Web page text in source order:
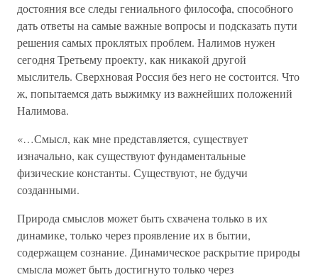
достояния все следы гениального философа, способного
дать ответы на самые важные вопросы и подсказать пути
решения самых проклятых проблем. Налимов нужен
сегодня Третьему проекту, как никакой другой
мыслитель. Сверхновая Россия без него не состоится. Что
ж, попытаемся дать выжимку из важнейших положений
Налимова.
«…Смысл, как мне представляется, существует
изначально, как существуют фундаментальные
физические константы. Существуют, не будучи
созданными.
Природа смыслов может быть схвачена только в их
динамике, только через проявление их в бытии,
содержащем сознание. Динамическое раскрытие природы
смысла может быть достигнуто только через